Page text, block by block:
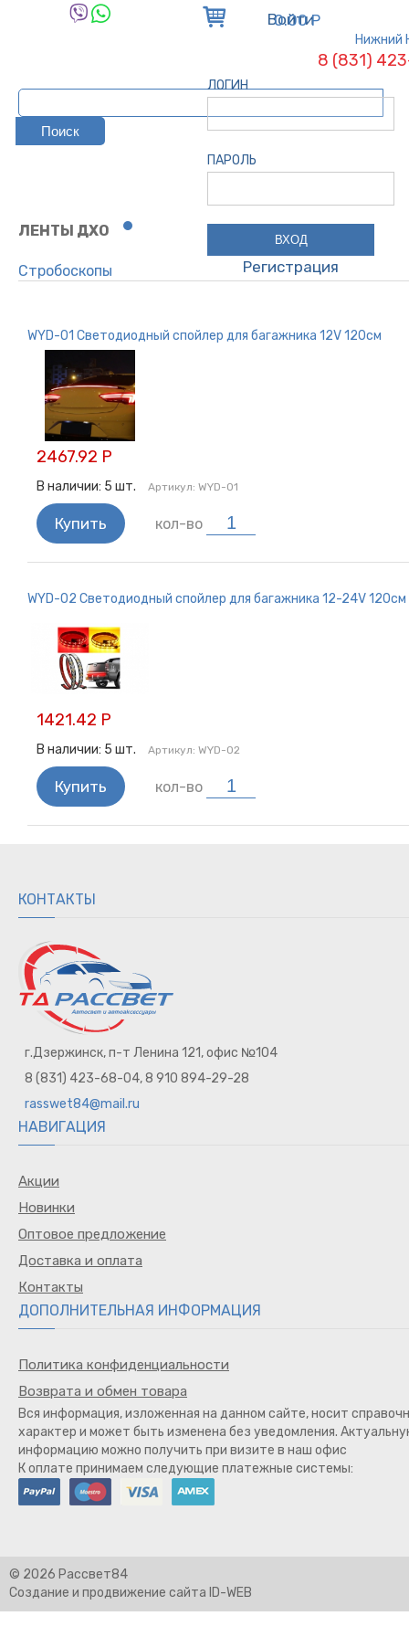
Нижний
8 (831)
Войти
ЛОГИН
ПАРОЛЬ
Регистрация
0.00 Р
ЛЕНТЫ ДХО
Стробоскопы
WYD-01 Светодиодный спойлер для багажника 12V 120см
2467.92 Р
В наличии: 5 шт. Артикул: WYD-01
Купить кол-во
WYD-02 Светодиодный спойлер для багажника 12-24V 120см
1421.42 Р
В наличии: 5 шт. Артикул: WYD-02
Купить кол-во
КОНТАКТЫ
г.Дзержинск, п-т Ленина 121, офис №104
8 (831) 423-68-04, 8 910 894-29-28
rasswet84@mail.ru
НАВИГАЦИЯ
Акции
Новинки
Оптовое предложение
Доставка и оплата
Контакты
ДОПОЛНИТЕЛЬНАЯ ИНФОРМАЦИЯ
Политика конфиденциальности
Возврата и обмен товара
Вся информация, изложенная на данном сайте, носит
характер и может быть изменена без уведомления.
информацию можно получить при визите в наш офис
К оплате принимаем следующие платежные системы:
© 2026 Рассвет84
Создание и продвижение сайта ID-WEB